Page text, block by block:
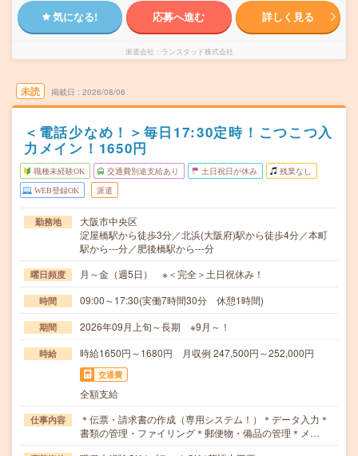
気になる! 応募へ進む 詳しく見る
派遣会社 ランスタッド株式会社
未読 掲載日 2026/08/06
＜電話少なめ！＞毎日17:30定時！こつこつ入
力メイン！1650円
職種未経験OK 交通費別途支給あり 土日祝日が休み 残業なし
WEB登録OK 派遣
勤務地
大阪市中央区
淀屋橋駅から徒歩3分／北浜(大阪府)駅から徒歩4分／本町
駅から---分／肥後橋駅から---分
曜日頻度 月～金（週5日） ※＜完全＞土日祝休み！
時間 09:00～17:30(実働7時間30分 休憩1時間)
期間 2026年09月上旬～長期 ※9月～！
時給 時給1650円～1680円 月収例 247,500円～252,000円
交通費
全額支給
仕事内容
＊伝票・請求書の作成（専用システム！）＊データ入力＊
書類の管理・ファイリング＊郵便物・備品の管理＊メ…